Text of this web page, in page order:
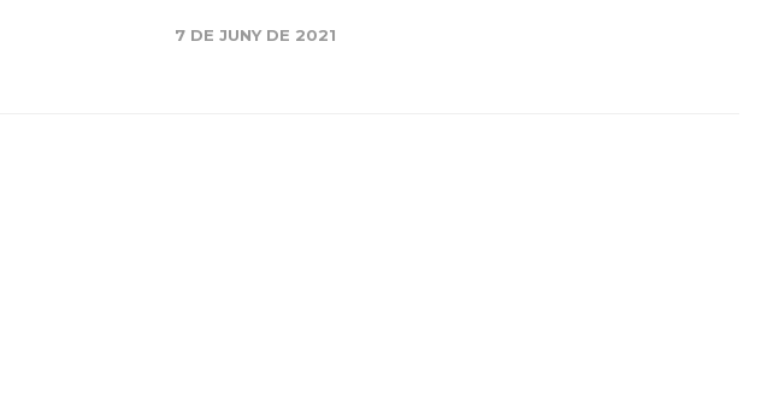
7 DE JUNY DE 2021